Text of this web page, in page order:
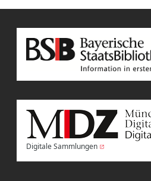
Digitale Sammlungen